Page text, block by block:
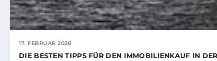
17. FEBRUAR 2026
DIE BESTEN TIPPS FÜR DEN IMMOBILIENKAUF IN